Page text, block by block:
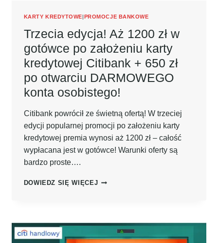
KONTA
KARTY KREDYTOWE|PROMOCJE BANKOWE
Trzecia edycja! Aż 1200 zł w
gotówce po założeniu karty
kredytowej Citibank + 650 zł
po otwarciu DARMOWEGO
konta osobistego!
Citibank powrócił ze świetną ofertą! W trzeciej
edycji popularnej promocji po założeniu karty
kredytowej premia wynosi aż 1200 zł – całość
wypłacana jest w gotówce! Warunki oferty są
bardzo proste….
DOWIEDZ SIĘ WIĘCEJTRZECIA
GOTÓWCE